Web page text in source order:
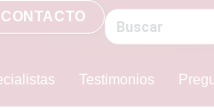
CONTACTO
Testimonios